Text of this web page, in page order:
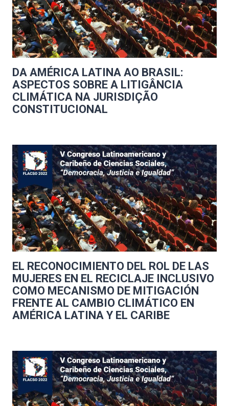
DA AMÉRICA LATINA AO BRASIL:
ASPECTOS SOBRE A LITIGÂNCIA
CLIMÁTICA NA JURISDIÇÃO
CONSTITUCIONAL
EL RECONOCIMIENTO DEL ROL DE LAS
MUJERES EN EL RECICLAJE INCLUSIVO
COMO MECANISMO DE MITIGACIÓN
FRENTE AL CAMBIO CLIMÁTICO EN
AMÉRICA LATINA Y EL CARIBE